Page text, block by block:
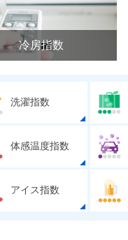
冷房指数
洗濯指数
体感温度指数
アイス指数